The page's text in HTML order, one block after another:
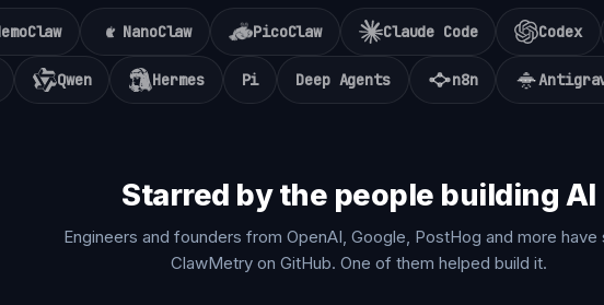
NanoClaw PicoClaw Claude Code Codex
Qwen Hermes Pi Deep Agents n8n
Starred by the people building AI
Engineers and founders from OpenAI, Google, PostHog and more have
ClawMetry on GitHub. One of them helped build it.